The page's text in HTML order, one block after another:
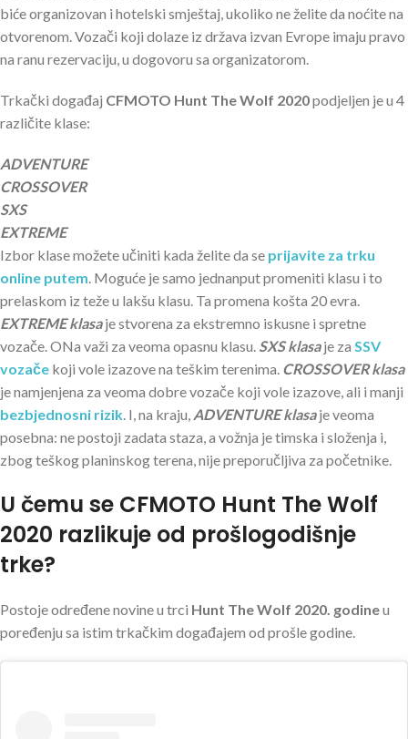
biće organizovan i hotelski smještaj, ukoliko ne želite da noćite na
otvorenom. Vozači koji dolaze iz država izvan Evrope imaju pravo
na ranu rezervaciju, u dogovoru sa organizatorom.
Trkački događaj CFMOTO Hunt The Wolf 2020podjeljen je u 4
različite klase:
ADVENTURE
CROSSOVER
SXS
EXTREME
Izbor klase možete učiniti kada želite da se prijavite za trku
online putem . Moguće je samo jednanput promeniti klasu i to
prelaskom iz teže u lakšu klasu. Ta promena košta 20 evra.
EXTREME klasaje stvorena za ekstremno iskusne i spretne
vozače. ONa važi za veoma opasnu klasu. SXS klasaje za SSV
vozače koji vole izazove na teškim terenima. CROSSOVER klasa
je namjenjena za veoma dobre vozače koji vole izazove, ali i manji
bezbjednosni rizik . I, na kraju, ADVENTURE klasaje veoma
posebna: ne postoji zadata staza, a vožnja je timska i složenja i,
zbog teškog planinskog terena, nije preporučljiva za početnike.
U čemu se CFMOTO Hunt The Wolf
2020 razlikuje od prošlogodišnje
trke?
Postoje određene novine u trci Hunt The Wolf 2020. godineu
poređenju sa istim trkačkim događajem od prošle godine.